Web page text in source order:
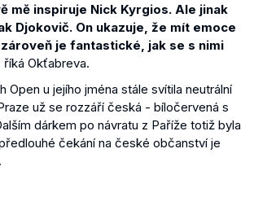
mě inspiruje Nick Kyrgios. Ale jinak
Djokovič. On ukazuje, že mít emoce
je fantastické, jak se s nimi
říká Okťabreva.
Open u jejího jména stále svítila neutrální
už se rozzáří česká - bíločervená s
dárkem po návratu z Paříže totiž byla
čekání na české občanství je